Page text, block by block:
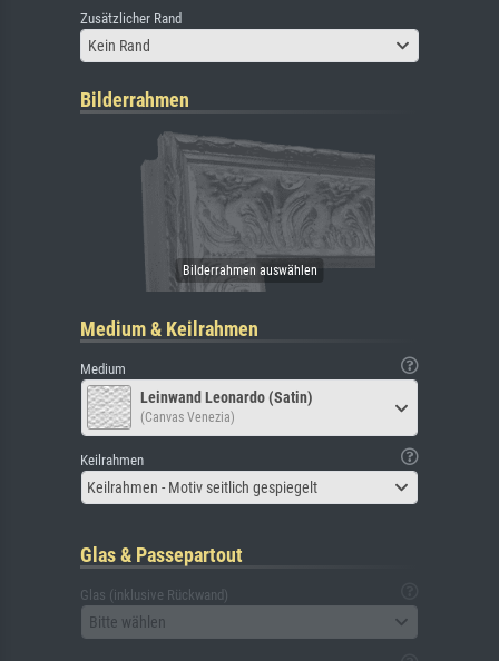
Zusätzlicher Rand
Kein Rand
Bilderrahmen
Medium & Keilrahmen
Medium
Leinwand Leonardo (Satin)
(Canvas Venezia)
Keilrahmen
Keilrahmen - Motiv seitlich gespiegelt
Glas & Passepartout
Glas (inklusive Rückwand)
Bitte wählen